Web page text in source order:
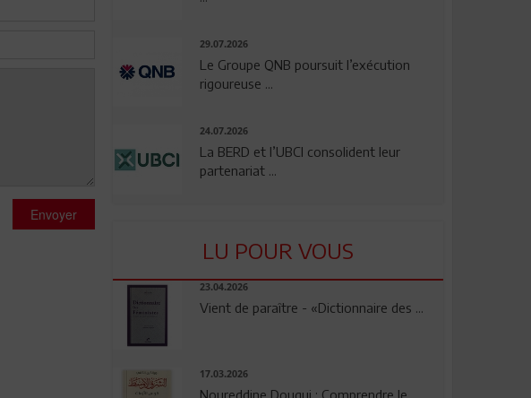
Envoyer
29.07.2026
Le Groupe QNB poursuit l’exécution
rigoureuse ...
24.07.2026
La BERD et l’UBCI consolident leur
partenariat ...
LU POUR VOUS
23.04.2026
Vient de paraître - «Dictionnaire des ...
17.03.2026
Noureddine Dougui : Comprendre le